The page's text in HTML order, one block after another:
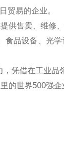
贸易的企业。
供售卖、维修
品设备、光
凭借在工业品
的世界500强企